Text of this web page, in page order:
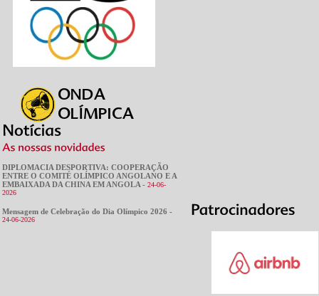
DIPLOMACIA DESPORTIVA: COOPERAÇÃO
ENTRE O COMITÉ OLÍMPICO ANGOLANO E A
EMBAIXADA DA CHINA EM ANGOLA - 24-06-
2026
Mensagem de Celebração do Dia Olímpico 2026 -
24-06-2026